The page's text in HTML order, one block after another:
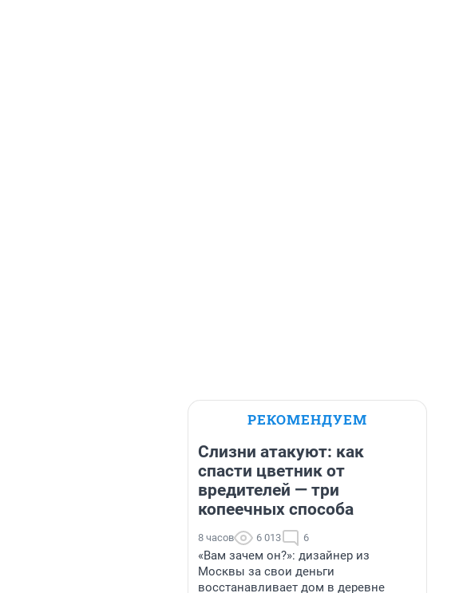
РЕКОМЕНДУЕМ
Слизни атакуют: как
спасти цветник от
вредителей — три
копеечных способа
8 часов 6 013 6
«Вам зачем он?»: дизайнер из
Москвы за свои деньги
восстанавливает дом в деревне